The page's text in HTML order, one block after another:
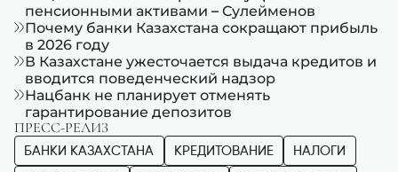
пенсионными активами – Сулейменов
Почему банки Казахстана сокращают прибыль
в 2026 году
В Казахстане ужесточается выдача кредитов и
вводится поведенческий надзор
Нацбанк не планирует отменять
гарантирование депозитов
ПРЕСС-РЕЛИЗ
БАНКИ КАЗАХСТАНА КРЕДИТОВАНИЕ НАЛОГИ